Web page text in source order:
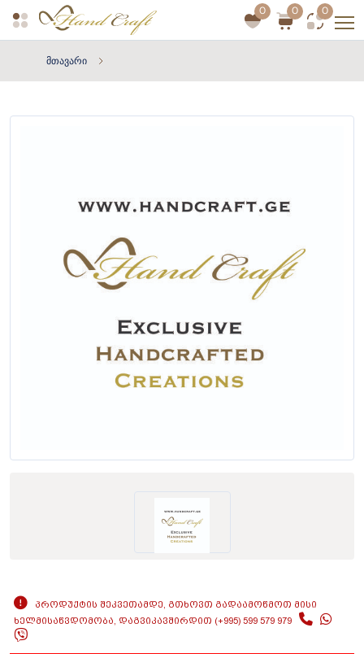
0 0 0
მთავარი
ᲞᲠᲝᲓᲣᲥᲢᲘᲡ ᲨᲔᲙᲕᲔᲗᲐᲛᲓᲔ, ᲒᲗᲮᲝᲕᲗ ᲒᲐᲓᲐᲐᲛᲝᲬᲛᲝᲗ ᲛᲘᲡᲘ
ᲮᲔᲚᲛᲘᲡᲐᲬᲕᲓᲝᲛᲝᲑᲐ, ᲓᲐᲒᲕᲘᲙᲐᲕᲨᲘᲠᲓᲘᲗ (+995) 599 579 979